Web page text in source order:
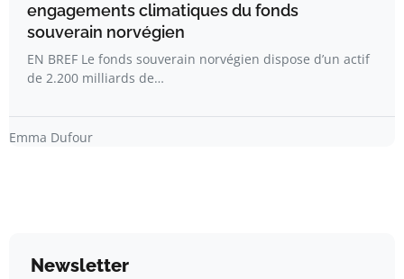
engagements climatiques du fonds
souverain norvégien
EN BREF Le fonds souverain norvégien dispose d’un actif
de 2.200 milliards de…
Emma Dufour
Newsletter